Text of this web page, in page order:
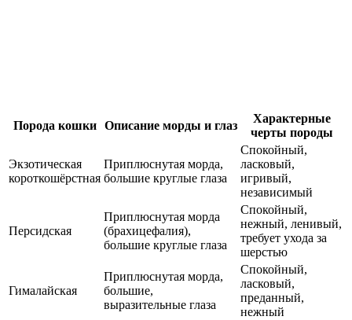
Порода кошки Описание морды и глаз
Характерные
черты породы
Экзотическая
короткошёрстная
Приплюснутая морда,
большие круглые глаза
Спокойный,
ласковый,
игривый,
независимый
Персидская
Приплюснутая морда
(брахицефалия),
большие круглые глаза
Спокойный,
нежный, ленивый,
требует ухода за
шерстью
Гималайская
Приплюснутая морда,
большие,
выразительные глаза
Спокойный,
ласковый,
преданный,
нежный